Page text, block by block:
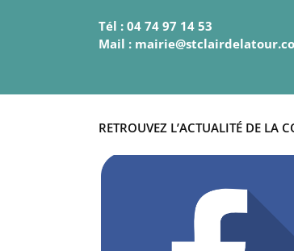
Tél : 04 74 97 14 53
Mail :
RETROUVEZ L’ACTUALITÉ DE LA